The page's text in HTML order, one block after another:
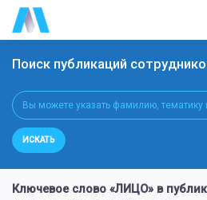
Поиск публикаций
ИСКАТЬ
Ключевое слово «ЛИЦО» в